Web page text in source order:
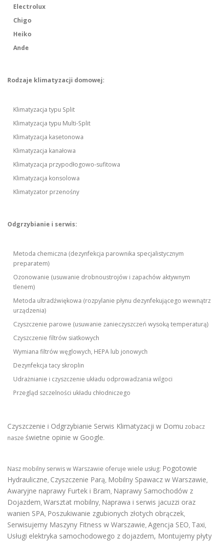
Electrolux
Chigo
Heiko
Ande
Rodzaje klimatyzacji domowej:
Klimatyzacja typu Split
Klimatyzacja typu Multi-Split
Klimatyzacja kasetonowa
Klimatyzacja kanałowa
Klimatyzacja przypodłogowo-sufitowa
Klimatyzacja konsolowa
Klimatyzator przenośny
Odgrzybianie i serwis:
Metoda chemiczna (dezynfekcja parownika specjalistycznym
preparatem)
Ozonowanie (usuwanie drobnoustrojów i zapachów aktywnym
tlenem)
Metoda ultradźwiękowa (rozpylanie płynu dezynfekującego wewnątrz
urządzenia)
Czyszczenie parowe (usuwanie zanieczyszczeń wysoką temperaturą)
Czyszczenie filtrów siatkowych
Wymiana filtrów węglowych, HEPA lub jonowych
Dezynfekcja tacy skroplin
Udrażnianie i czyszczenie układu odprowadzania wilgoci
Przegląd szczelności układu chłodniczego
Czyszczenie i Odgrzybianie Serwis Klimatyzacji w Domu zobacz
nasze świetne opinie w Google.
Nasz mobilny serwis w Warszawie oferuje wiele usług: Pogotowie
Hydrauliczne, Czyszczenie Parą, Mobilny Spawacz w Warszawie,
Awaryjne naprawy Furtek i Bram, Naprawy Samochodów z
Dojazdem, Warsztat mobilny, Naprawa i serwis jacuzzi oraz
wanien SPA, Poszukiwanie zgubionych złotych obrączek,
Serwisujemy Maszyny Fitness w Warszawie, Agencja SEO, Taxi,
Usługi elektryka samochodowego z dojazdem, Montujemy płyty